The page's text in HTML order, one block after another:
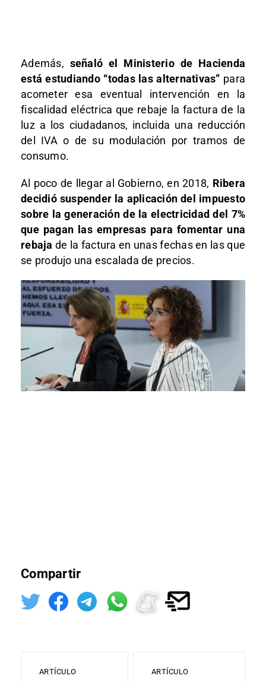
Además, señaló el Ministerio de Hacienda
está estudiando “todas las alternativas” para
acometer esa eventual intervención en la
fiscalidad eléctrica que rebaje la factura de la
luz a los ciudadanos, incluida una reducción
del IVA o de su modulación por tramos de
consumo.
Al poco de llegar al Gobierno, en 2018, Ribera
decidió suspender la aplicación del impuesto
sobre la generación de la electricidad del 7%
que pagan las empresas para fomentar una
rebaja de la factura en unas fechas en las que
se produjo una escalada de precios.
Compartir
ARTÍCULO
ARTÍCULO